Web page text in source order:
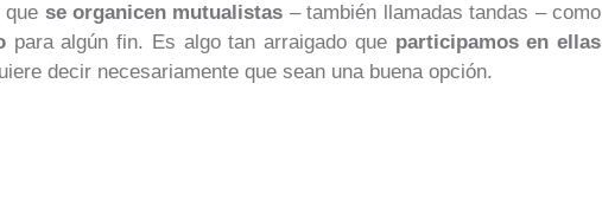
que se organicen mutualistas – también llamadas tandas – como
para algún fin. Es algo tan arraigado que participamos en ellas
decir necesariamente que sean una buena opción.